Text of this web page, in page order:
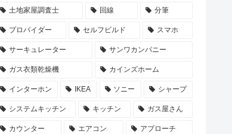
土地家屋調査士 回線 分筆
プロバイダー セルフビルド スマホ
サーキュレーター サンワカンパニー
ガス衣類乾燥機 カインズホーム
インターホン IKEA ソニー シャープ
システムキッチン キッチン ガス屋さん
カウンター エアコン アプローチ